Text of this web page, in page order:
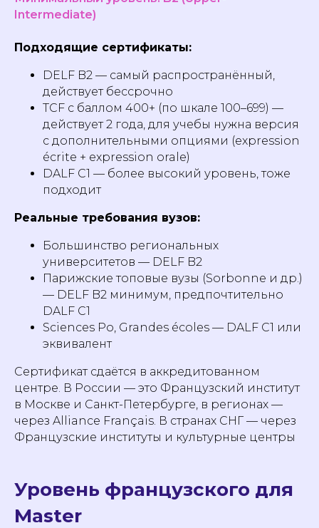
Intermediate)
Подходящие сертификаты:
DELF B2 — самый распространённый,
действует бессрочно
TCF с баллом 400+ (по шкале 100–699) —
действует 2 года, для учебы нужна версия
с дополнительными опциями (expression
écrite + expression orale)
DALF C1 — более высокий уровень, тоже
подходит
Реальные требования вузов:
Большинство региональных
университетов — DELF B2
Парижские топовые вузы (Sorbonne и др.)
— DELF B2 минимум, предпочтительно
DALF C1
Sciences Po, Grandes écoles — DALF C1 или
эквивалент
Сертификат сдаётся в аккредитованном
центре. В России — это Французский институт
в Москве и Санкт-Петербурге, в регионах —
через Alliance Français. В странах СНГ — через
Французские институты и культурные центры
Уровень французского для
Master